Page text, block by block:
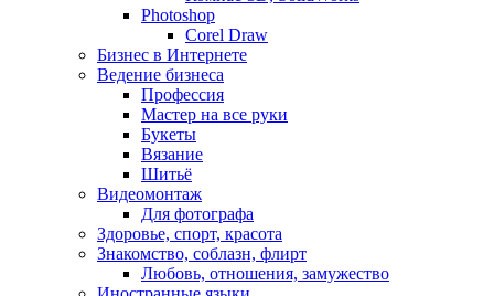
Photoshop
Corel Draw
Бизнес в Интернете
Ведение бизнеса
Профессия
Мастер на все руки
Букеты
Вязание
Шитьё
Видеомонтаж
Для фотографа
Здоровье, спорт, красота
Знакомство, соблазн, флирт
Любовь, отношения, замужество